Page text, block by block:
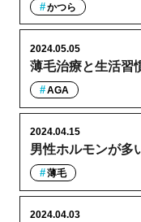
かつら
薄毛治療と生活習
2024.05.05
AGA
男性ホルモンが多
2024.04.15
薄毛
2024.04.03